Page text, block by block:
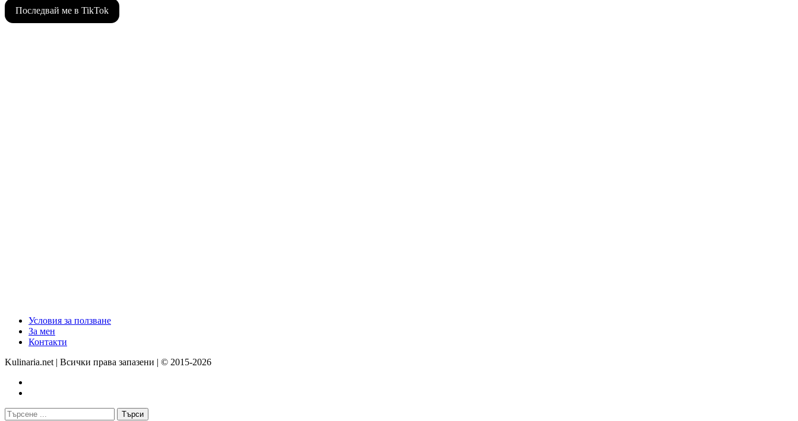
Последвай ме в TikTok
Условия за ползване
За мен
Контакти
Kulinaria.net | Всички права запазени | © 2015-2026